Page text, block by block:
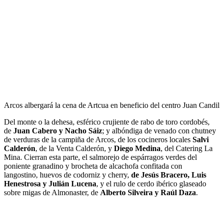
Arcos albergará la cena de Artcua en beneficio del centro Juan
Del monte o la dehesa, esférico crujiente de rabo de toro cordobés,
de Juan Cabero y Nacho Sáiz; y albóndiga de venado con chutney
de verduras de la campiña de Arcos, de los cocineros locales Salvi
Calderón, de la Venta Calderón, y Diego Medina, del Catering La
Mina. Cierran esta parte, el salmorejo de espárragos verdes del
poniente granadino y brocheta de alcachofa confitada con
langostino, huevos de codorniz y cherry, de Jesús Bracero, Luis
Henestrosa y Julián Lucena, y el rulo de cerdo ibérico glaseado
sobre migas de Almonaster, de Alberto Silveira y Raúl Daza.